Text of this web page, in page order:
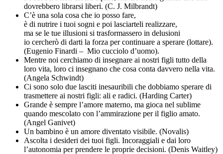
dovrebbero librarsi liberi. (C. J. Milbrandt)
C’è una sola cosa che io posso fare,
è di nutrire i tuoi sogni e poi lasciarteli realizzare,
ma se le tue illusioni si trasformassero in delusioni
io cercherò di darti la forza per continuare a sperare (lottare).
(Eugenio Finardi – Mio cucciolo d’uomo).
Mentre noi cerchiamo di insegnare ai nostri figli tutto della
loro vita, loro ci insegnano che cosa conta davvero nella vita.
(Angela Schwindt)
Ci sono solo due lasciti inesauribili che dobbiamo sperare di
trasmettere ai nostri figli: ali e radici. (Harding Carter)
Grande è sempre l’amore materno, ma gioca nel sublime
quando mescolato con l’ammirazione per il figlio amato.
(Angel Ganivet)
Un bambino è un amore diventato visibile. (Novalis)
Ascolta i desideri dei tuoi figli. Incoraggiali e dai loro
l’autonomia per prendere le proprie decisioni. (Denis Waitley)